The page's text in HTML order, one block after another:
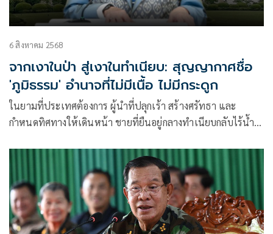
6 สิงหาคม 2568
จากเงาในป่า สู่เงาในทำเนียบ: สุญญากาศชื่อ
'ภูมิธรรม' อำนาจที่ไม่มีเนื้อ ไม่มีกระดูก
ในยามที่ประเทศต้องการ ผู้นำที่ปลุกเร้า สร้างศรัทธา และ
กำหนดทิศทางให้เดินหน้า ชายที่ยืนอยู่กลางทำเนียบกลับไร้น้ำ
อยู่จริง “ภูมิธรรม เวชยชัย” จึงไม่ใช่ผู้นำ หากแต่คือ เงาบางของ
ระบบเดิม ที่ยังเคลื่อนไหวในทำเนียบ โดยไร้เป้าหมาย ไร้ปลาย
ทาง และไร้แม้กระทั่งเหตุผลของการมีอยู่